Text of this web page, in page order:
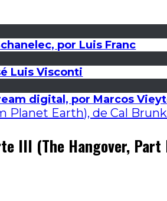
por Luis Franc
Luis Visconti
digital, por Marcos
Planet Earth), de Cal
III (The Hangover,